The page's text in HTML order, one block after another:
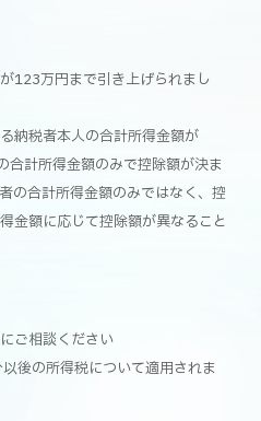
123万円まで引き上げられまし
納税者本人の合計所得金額が
合計所得金額のみで控除額が決ま
の合計所得金額のみではなく、控
金額に応じて控除額が異なること
ご相談ください
後の所得税について適用されま